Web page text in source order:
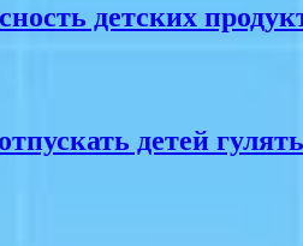
детских
детей гулять